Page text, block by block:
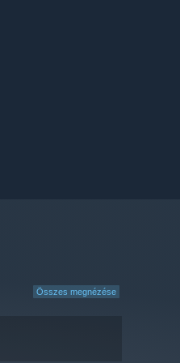
Összes megnézése